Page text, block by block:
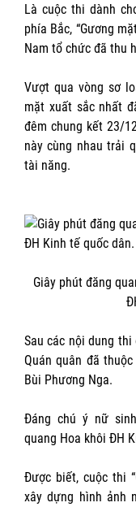
Là cuộc thi dành
phía Bắc, “Gương
Nam tổ chức đã thu
Vượt qua vòng sơ
mặt xuất sắc nhất
đêm chung kết 23/
này cùng nhau trải
tài năng.
Giây phút đăng
Sau các nội dung
Quán quân đã
Bùi Phương Nga.
Đáng chú ý nữ
quang Hoa khôi ĐH
Được biết, cuộc thi
xây dựng hình ảnh